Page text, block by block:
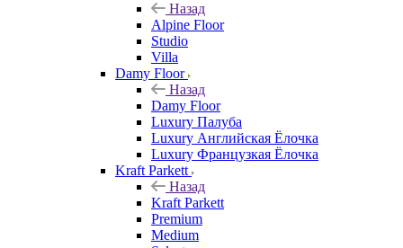
Назад
Alpine Floor
Studio
Villa
Damy Floor
Назад
Damy Floor
Luxury Палуба
Luxury Английская Ёлочка
Luxury Французкая Ёлочка
Kraft Parkett
Назад
Kraft Parkett
Premium
Medium